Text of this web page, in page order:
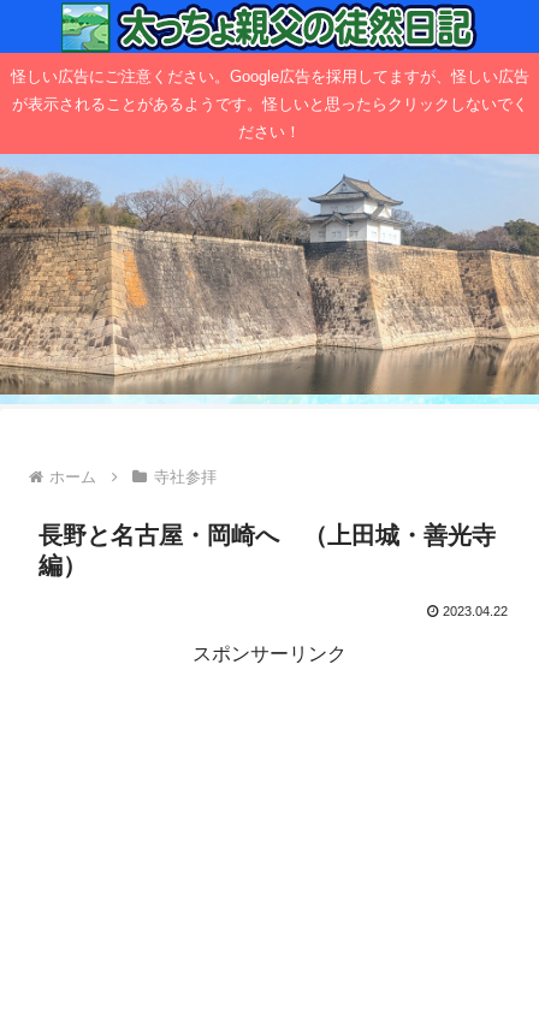
怪しい広告にご注意ください。Google広告を採用してますが、怪しい広告
が表示されることがあるようです。怪しいと思ったらクリックしないでく
ださい！
ホーム 寺社参拝
長野と名古屋・岡崎へ （上田城・善光寺
編）
2023.04.22
スポンサーリンク